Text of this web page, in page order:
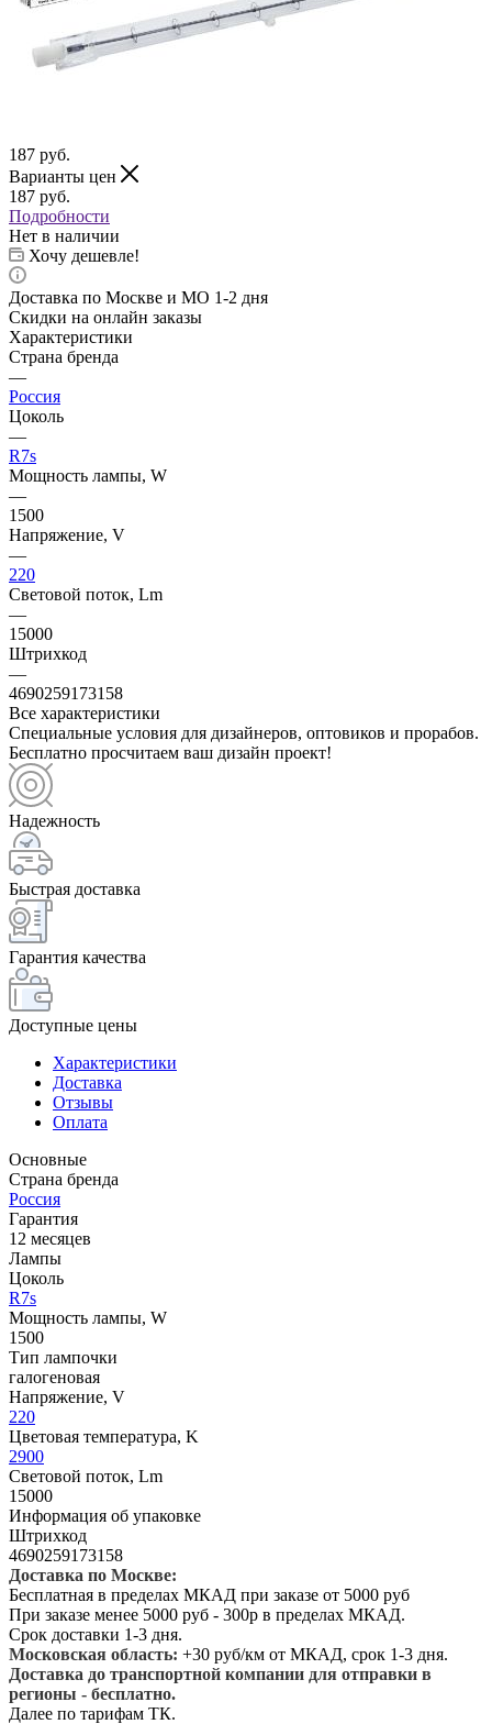
187 руб.
Варианты цен
187 руб.
Подробности
Нет в наличии
Хочу дешевле!
Доставка по Москве и МО 1-2 дня
Скидки на онлайн заказы
Характеристики
Страна бренда
—
Россия
Цоколь
—
R7s
Мощность лампы, W
—
1500
Напряжение, V
—
220
Световой поток, Lm
—
15000
Штрихкод
—
4690259173158
Все характеристики
Специальные условия для дизайнеров, оптовиков и прорабов.
Бесплатно просчитаем ваш дизайн проект!
Надежность
Быстрая доставка
Гарантия качества
Доступные цены
Характеристики
Доставка
Отзывы
Оплата
Основные
Страна бренда
Россия
Гарантия
12 месяцев
Лампы
Цоколь
R7s
Мощность лампы, W
1500
Тип лампочки
галогеновая
Напряжение, V
220
Цветовая температура, K
2900
Световой поток, Lm
15000
Информация об упаковке
Штрихкод
4690259173158
Доставка по Москве:
Бесплатная в пределах МКАД при заказе от 5000 руб
При заказе менее 5000 руб - 300р в пределах МКАД.
Срок доставки 1-3 дня.
Московская область: +30 руб/км от МКАД, срок 1-3 дня.
Доставка до транспортной компании для отправки в
регионы - бесплатно.
Далее по тарифам ТК.